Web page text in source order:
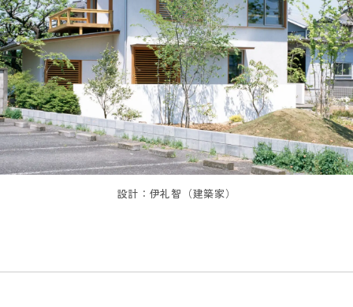
設計：伊礼智（建築家）